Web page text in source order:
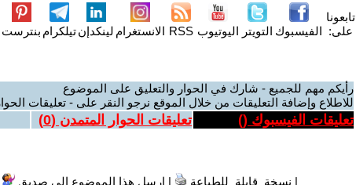
تابعونا
على: الفيسبوك التويتر اليوتيوب RSS الانستغرام لينكدإنتيلكرام بنترست
رأيكم مهم للجميع - شارك في الحوار والتعليق على الموضوع
للاطلاع وإضافة التعليقات من خلال الموقع نرجو النقر على - تعليقات
تعليقات الفيسبوك () تعليقات الحوار المتمدن (0
)
| نسخة قابلة للطباعة | ارسل هذا الموضوع الى صديق